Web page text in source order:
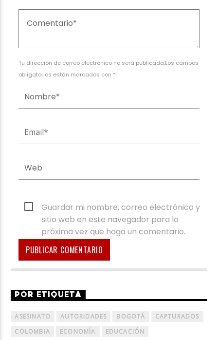
Tu dirección de correo electrónico no será publicada.Los campos
obligatorios están marcados con *
Guardar mi nombre, correo electrónico y
sitio web en este navegador para la
próxima vez que haga un comentario.
POR ETIQUETA
ASESINATO AUTORIDADES BOGOTÁ
CAPTURADOS
COLOMBIA
ECONOMÍA
EDUCACIÓN